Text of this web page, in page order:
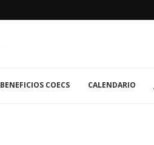
BENEFICIOS COECS CALENDARIO